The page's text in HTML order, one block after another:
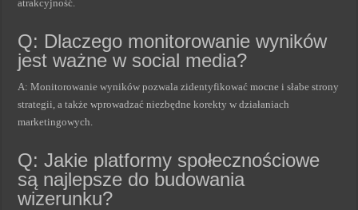
atrakcyjność.
Q: Dlaczego monitorowanie wyników
jest ważne w social media?
A: Monitorowanie wyników pozwala zidentyfikować mocne i słabe strony
strategii, a także wprowadzać niezbędne korekty w działaniach
marketingowych.
Q: Jakie platformy społecznościowe
są najlepsze do budowania
wizerunku?